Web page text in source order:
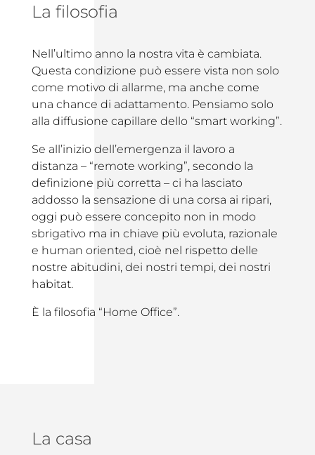
La filosofia
Nell’ultimo anno la nostra vita è cambiata.
Questa condizione può essere vista non solo
come motivo di allarme, ma anche come
una chance di adattamento. Pensiamo solo
alla diffusione capillare dello “smart working”.
Se all’inizio dell’emergenza il lavoro a
distanza – “remote working”, secondo la
definizione più corretta – ci ha lasciato
addosso la sensazione di una corsa ai ripari,
oggi può essere concepito non in modo
sbrigativo ma in chiave più evoluta, razionale
e human oriented, cioè nel rispetto delle
nostre abitudini, dei nostri tempi, dei nostri
habitat.
È la filosofia “Home Office”.
La casa